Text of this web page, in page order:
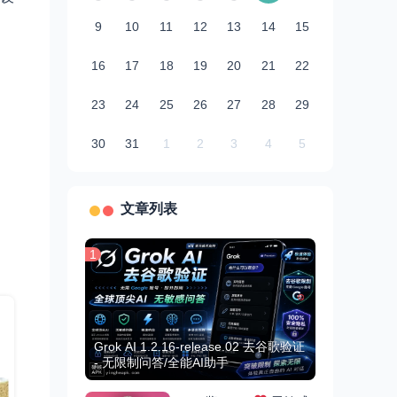
9 10 11 12 13 14 15
16 17 18 19 20 21 22
23 24 25 26 27 28 29
30 31 1 2 3 4 5
文章列表
1
Grok AI 1.2.16-release.02 去谷歌验证
- 无限制问答/全能AI助手